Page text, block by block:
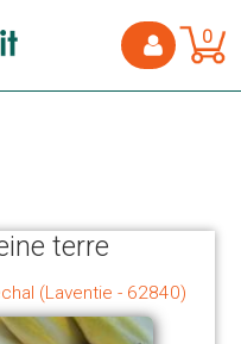
0
terre
(Laventie - 62840)